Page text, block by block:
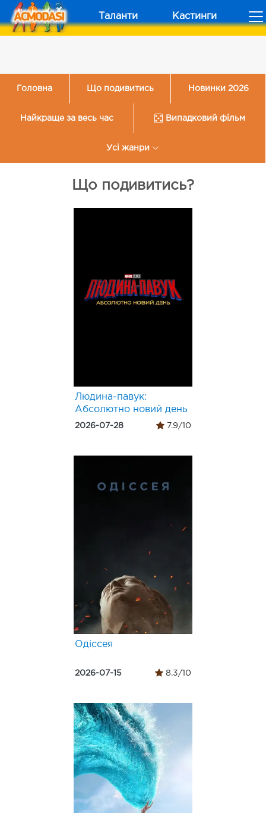
Таланти Кастинги
Головна Що подивитись Новинки 2026
Найкраще за весь час Випадковий фільм
Усі жанри
Що подивитись?
Людина-павук:
Абсолютно новий день
2026-07-28 7.9/10
Одіссея
2026-07-15 8.3/10